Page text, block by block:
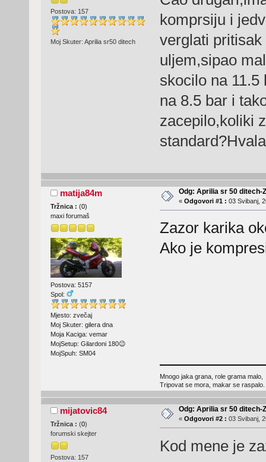
Postova: 157
Moj Skuter: Aprilia sr50 ditech
komprsiju i
verglati
uljem,sipao
skocilo na
na 8.5 bar i
zacepilo,koliki
standard?Hvala
matija84m
Tržnica : (0)
maxi forumaš
Postova: 5157
Spol:
Mjesto: zvečaj
Moj Skuter: gilera dna
Moja Kaciga: vemar
MojSetup: Gilardoni 180😉
MojSpuh: SM04
Odg: Aprilia sr 50 ditech-
« Odgovori #1 : 03 Svibanj,
Zazor karika
Ako je
Mnogo jaka grana, role grama malo,
Tripovat se mora, makar se raspalo.
mijatovic84
Tržnica : (0)
forumski skejter
Postova: 157
Odg: Aprilia sr 50 ditech-
« Odgovori #2 : 03 Svibanj,
Kod mene je